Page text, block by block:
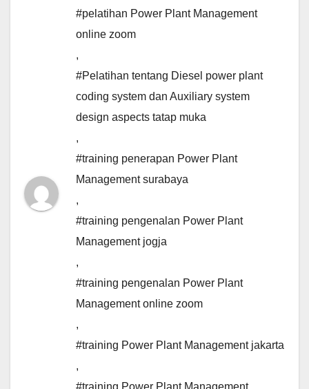
#pelatihan Power Plant Management
online zoom
,
#Pelatihan tentang Diesel power plant
coding system dan Auxiliary system
design aspects tatap muka
,
#training penerapan Power Plant
Management surabaya
,
#training pengenalan Power Plant
Management jogja
,
#training pengenalan Power Plant
Management online zoom
,
#training Power Plant Management jakarta
,